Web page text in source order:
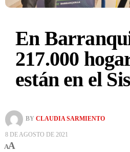
En
217.000
están en el
BY CLAUDIA SARMIENTO
8 DE AGOSTO DE 2021
AA